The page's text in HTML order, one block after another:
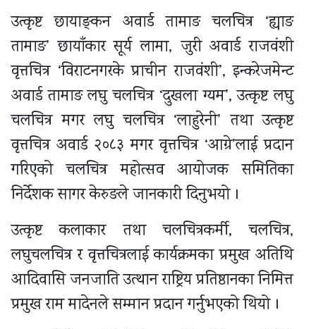
उत्कृष्ट छायाङ्कन अवार्ड तामाङ चलचित्र ‘ह्याङ
तामाङ’ छायाँकार सूर्य लामा, जुरी अवार्ड राजवंशी
वृत्तचित्र ‘विराटनगरके प्राचीन राजवंशी’, इन्करेजमेन्ट
अवार्ड तामाङ लघु चलचित्र ‘दुखला ग्यम’, उत्कृष्ट लघु
चलचित्र मगर लघु चलचित्र ‘लाहुरेनी’ तथा उत्कृष्ट
वृत्तचित्र अवार्ड २०८३ मगर वृत्तचित्र ‘आग्रे’लाई प्रदान
गरिएको चलचित्र महोत्सव आयोजक समितिका
निर्देशक सागर केरुङले जानकारी दिनुभयो ।
उत्कृष्ट कलाकार तथा चलचित्रकर्मी, चलचित्र,
लघुचलचित्र र वृत्तचित्रलाई कार्यक्रमका प्रमुख अतिथि
आदिवासि जनजाति उत्थान राष्ट्रिय प्रतिष्ठानका निमित्त
प्रमुख राम मादेनले सम्मान प्रदान गर्नुभएको थियो ।